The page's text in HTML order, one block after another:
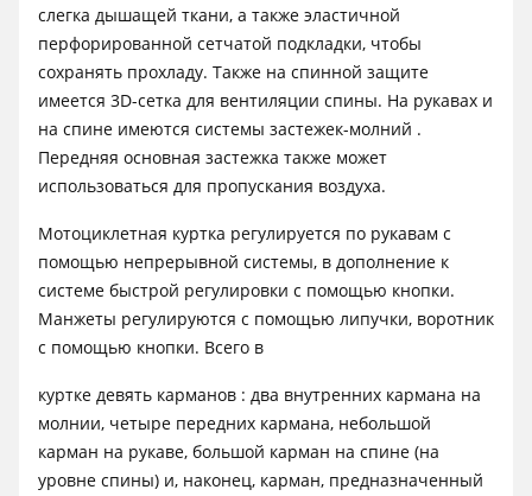
слегка дышащей ткани, а также эластичной
перфорированной сетчатой ​​подкладки, чтобы
сохранять прохладу. Также на спинной защите
имеется 3D-сетка для вентиляции спины. На рукавах и
на спине имеются системы застежек-молний .
Передняя основная застежка также может
использоваться для пропускания воздуха.
Мотоциклетная куртка регулируется по рукавам с
помощью непрерывной системы, в дополнение к
системе быстрой регулировки с помощью кнопки.
Манжеты регулируются с помощью липучки, воротник
с помощью кнопки. Всего в
куртке девять карманов : два внутренних кармана на
молнии, четыре передних кармана, небольшой
карман на рукаве, большой карман на спине (на
уровне спины) и, наконец, карман, предназначенный